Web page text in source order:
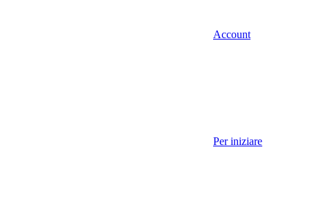
Account
Per iniziare